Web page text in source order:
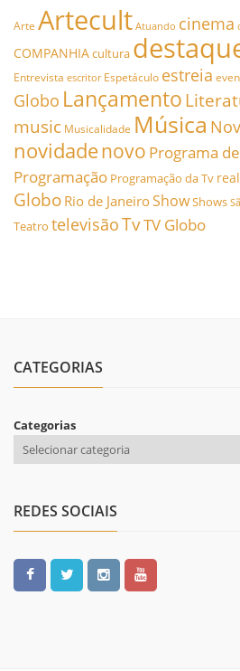
Arte Artecult Atuando cinema
COMPANHIAcultura
Entrevista escritor Espetáculo estreia
Globo Lançamento
music Musicalidade Música
novidadenovo Programa
Programação Programação da Tv
Globo Rio de JaneiroShowShows
Teatro televisãoTvTV Globo
CATEGORIAS
Categorias
REDES SOCIAIS